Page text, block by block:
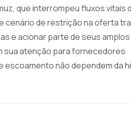
que interrompeu fluxos vitais
cenário de restrição na oferta
e acionar parte de seus amplos
atenção para fornecedores
escoamento não dependem da